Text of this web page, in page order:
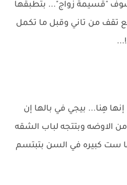
"قسيمة زواج"... بتطبقها
تقف من تاني وقبل ما تكمل
هِنا... بيجي في بالها إن
الاوضه وبتتجه لباب الشقه
ست كبيره في السن بتبتسم